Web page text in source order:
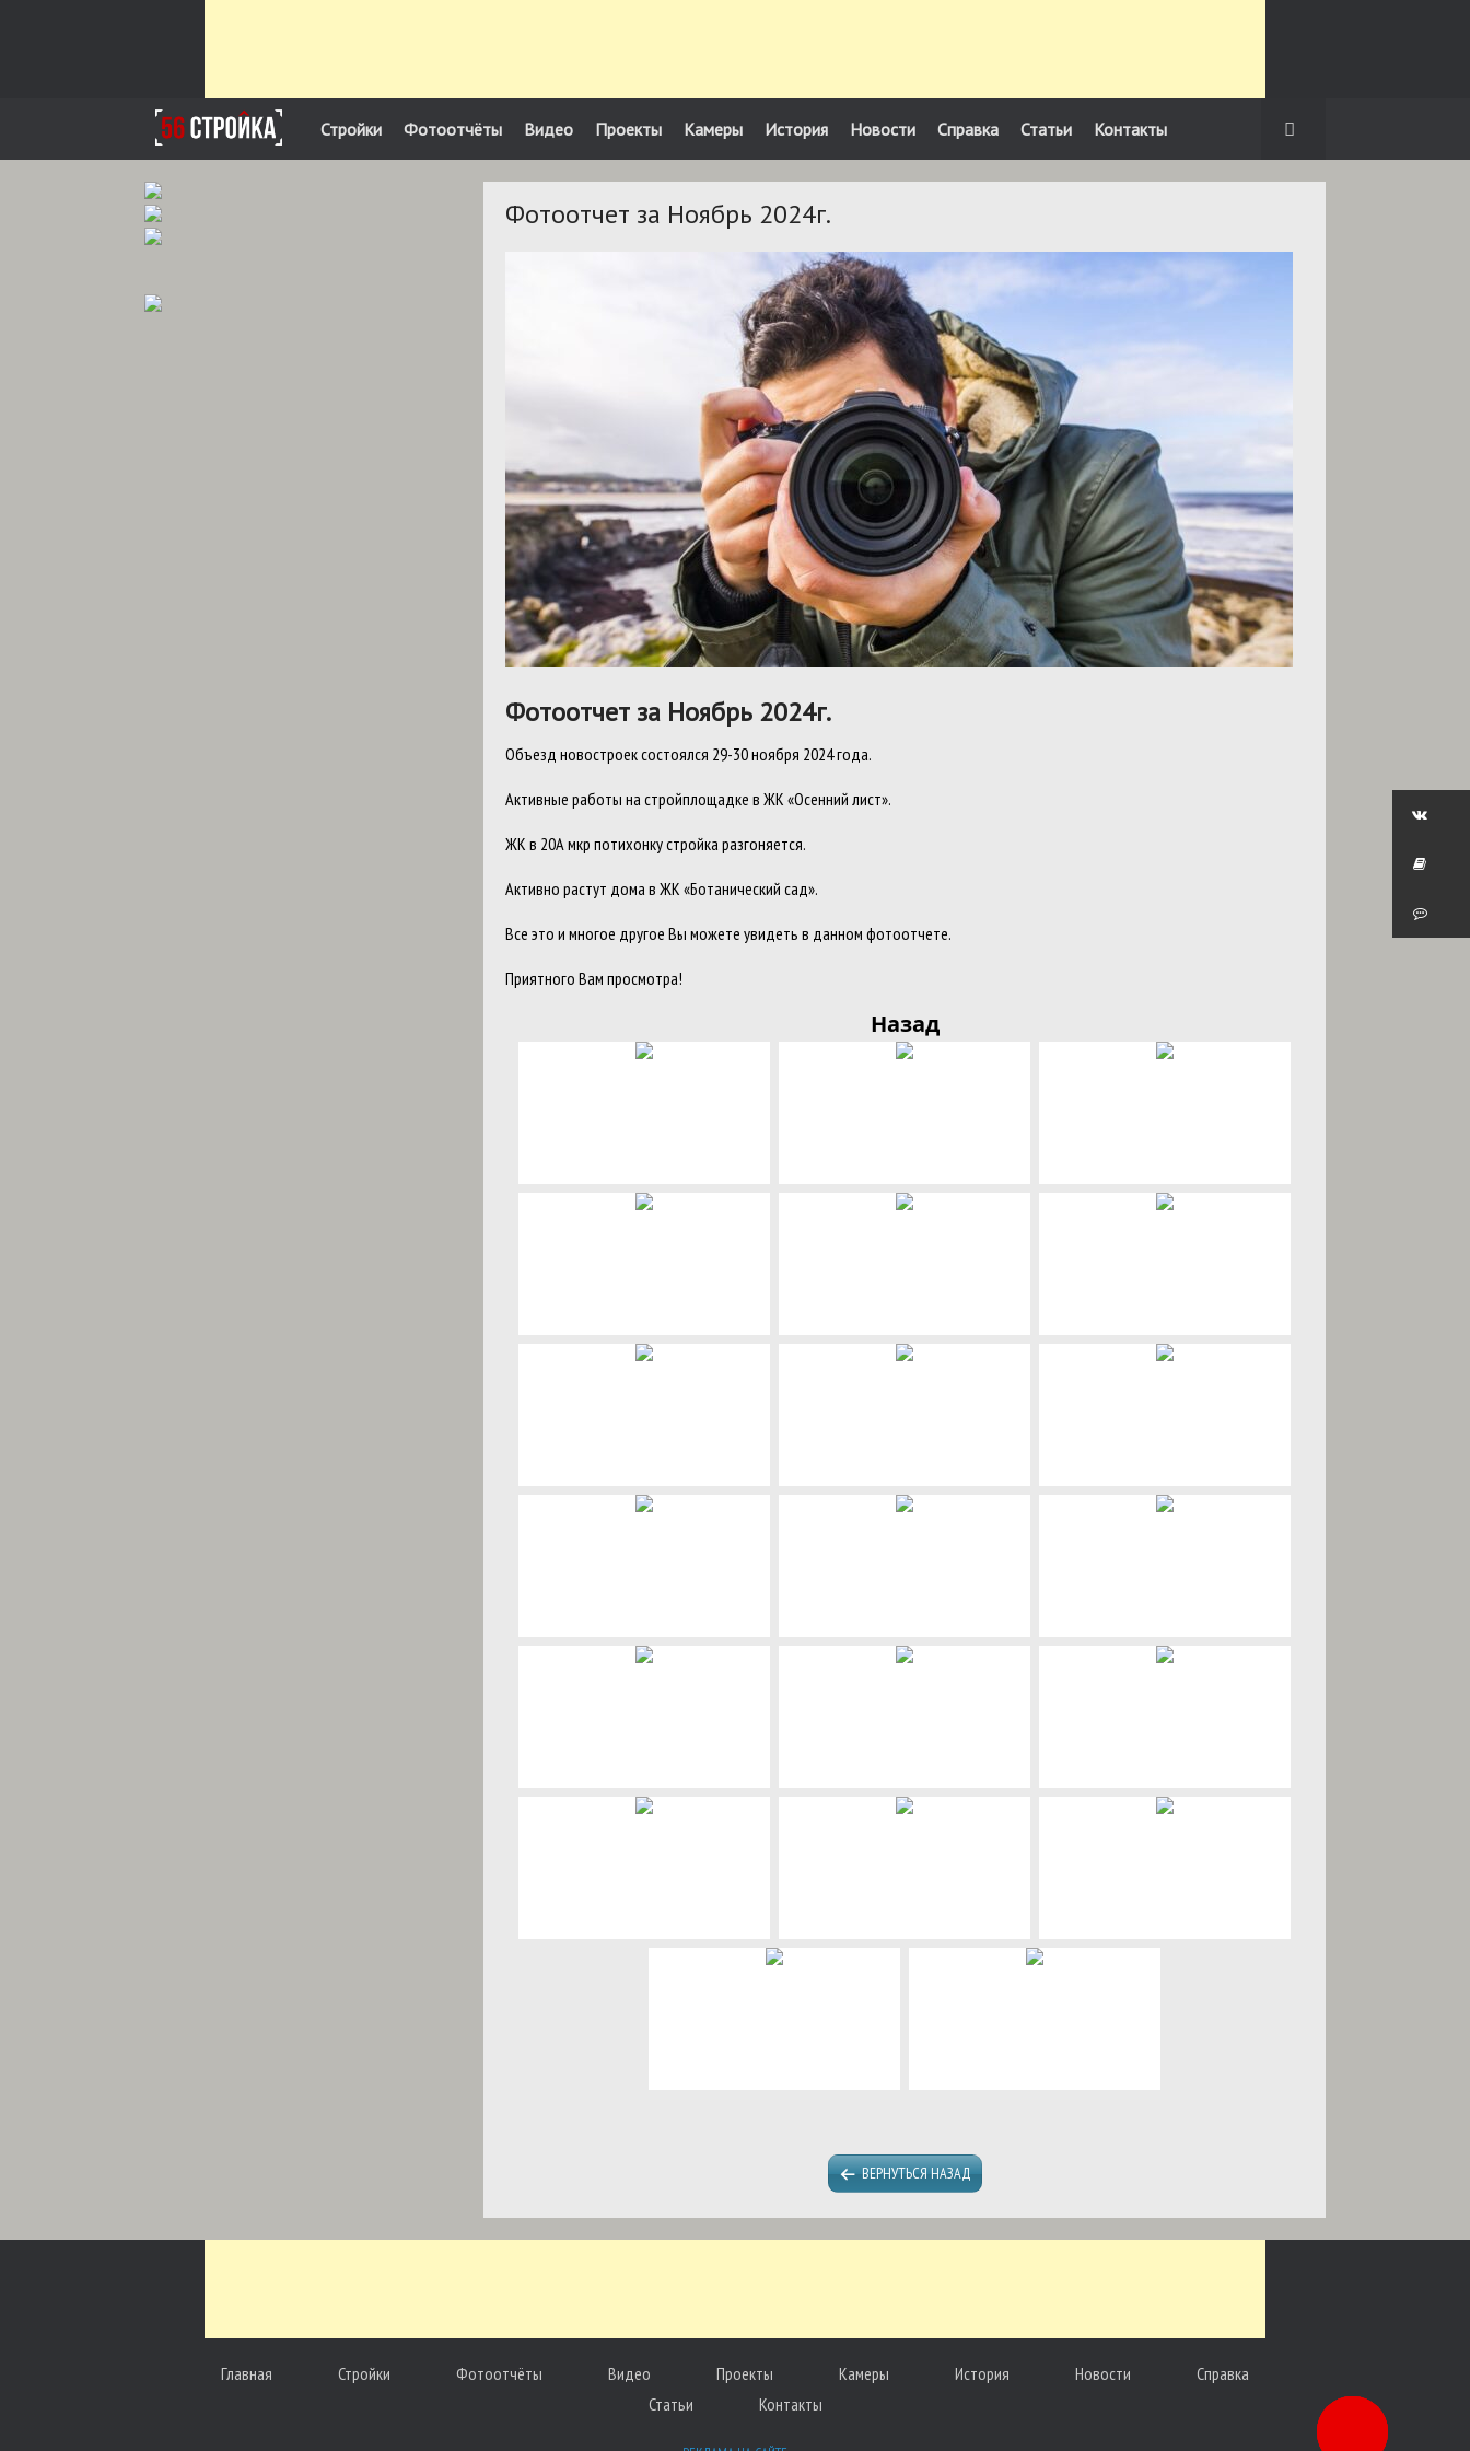
Стройки Фотоотчёты Видео Проекты Камеры История Новости Справка Статьи Контакты
Фотоотчет за Ноябрь 2024г.
Фотоотчет за Ноябрь 2024г.
Объезд новостроек состоялся 29-30 ноября 2024 года.
Активные работы на стройплощадке в ЖК «Осенний лист».
ЖК в 20А мкр потихонку стройка разгоняется.
Активно растут дома в ЖК «Ботанический сад».
Все это и многое другое Вы можете увидеть в данном фотоотчете.
Приятного Вам просмотра!
Назад
ВЕРНУТЬСЯ НАЗАД
Главная Стройки Фотоотчёты Видео Проекты Камеры История Новости
Справка
Статьи
Контакты
Заказать